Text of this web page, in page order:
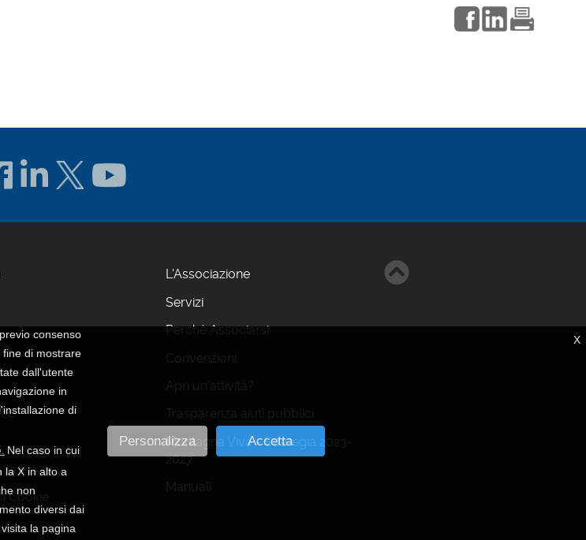
X
consenso
di mostrare
dall'utente
in
di
Nel caso in cui
la X in alto a
non
diversi dai
la pagina
Personalizza Accetta
Privacy
L'Associazione
Servizi
Perchè Associarsi
Montagna Viva - Strategia 2023-
2027